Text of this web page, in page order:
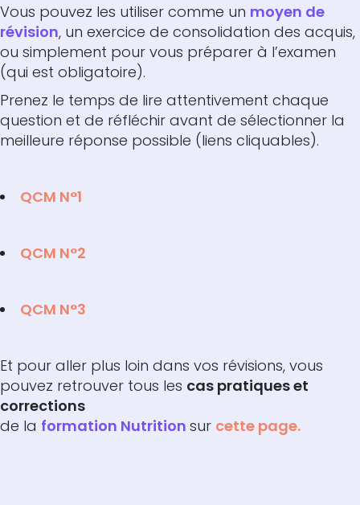
Vous pouvez les utiliser comme un moyen de
révision, un exercice de consolidation des acquis,
ou simplement pour vous préparer à l’examen
(qui est obligatoire).
Prenez le temps de lire attentivement chaque
question et de réfléchir avant de sélectionner la
meilleure réponse possible (liens cliquables).
QCM N°1
QCM N°2
QCM N°3
Et pour aller plus loin dans vos révisions, vous
pouvez retrouver tous les cas pratiques et
corrections
de la formation Nutrition sur cette page.